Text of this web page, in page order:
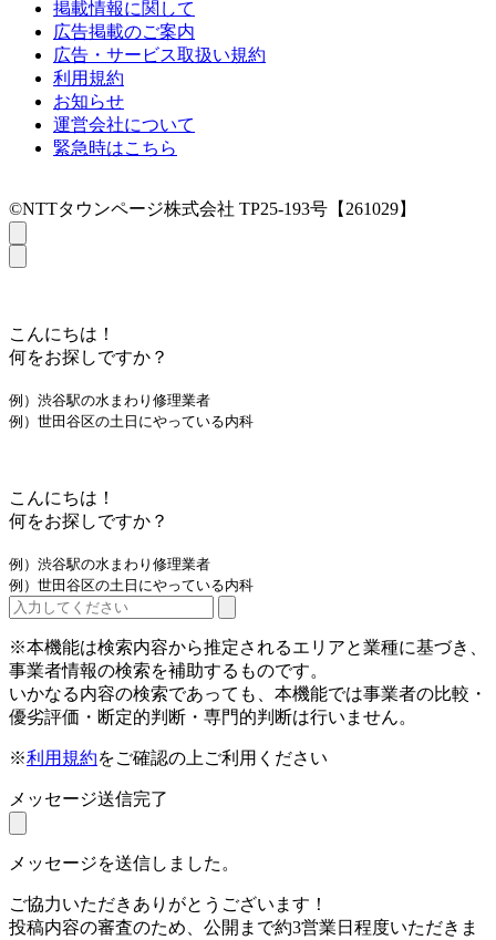
掲載情報に関して
広告掲載のご案内
広告・サービス取扱い規約
利用規約
お知らせ
運営会社について
緊急時はこちら
©NTTタウンページ株式会社 TP25-193号【261029】
こんにちは！
何をお探しですか？
例）渋谷駅の水まわり修理業者
例）世田谷区の土日にやっている内科
こんにちは！
何をお探しですか？
例）渋谷駅の水まわり修理業者
例）世田谷区の土日にやっている内科
※本機能は検索内容から推定されるエリアと業種に基づき、
事業者情報の検索を補助するものです。
いかなる内容の検索であっても、本機能では事業者の比較・
優劣評価・断定的判断・専門的判断は行いません。
※利用規約をご確認の上ご利用ください
メッセージ送信完了
メッセージを送信しました。
ご協力いただきありがとうございます！
投稿内容の審査のため、公開まで約3営業日程度いただきま